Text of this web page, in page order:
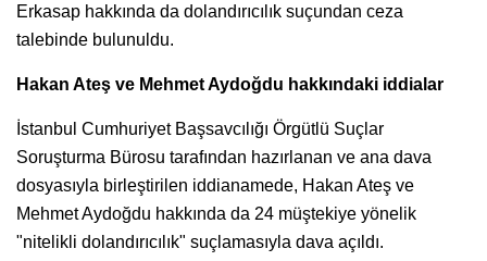
Erkasap hakkında da dolandırıcılık suçundan ceza
talebinde bulunuldu.
Hakan Ateş ve Mehmet Aydoğdu hakkındaki iddialar
İstanbul Cumhuriyet Başsavcılığı Örgütlü Suçlar
Soruşturma Bürosu tarafından hazırlanan ve ana dava
dosyasıyla birleştirilen iddianamede, Hakan Ateş ve
Mehmet Aydoğdu hakkında da 24 müştekiye yönelik
"nitelikli dolandırıcılık" suçlamasıyla dava açıldı.